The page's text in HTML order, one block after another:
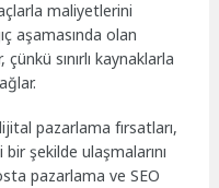
maliyetlerini
aşamasında olan
sınırlı kaynaklarla
pazarlama fırsatları,
şekilde ulaşmalarını
pazarlama ve SEO